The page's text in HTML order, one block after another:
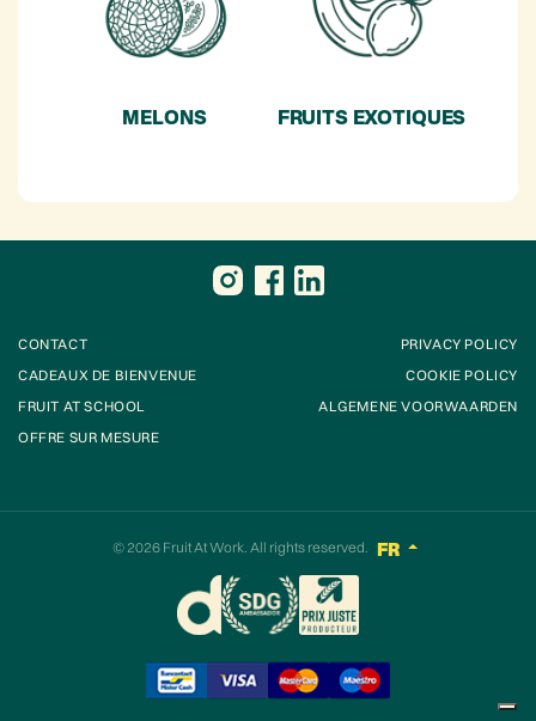
MELONS FRUITS EXOTIQUES
CONTACT
CADEAUX DE BIENVENUE
FRUIT AT SCHOOL
OFFRE SUR MESURE
PRIVACY POLICY
COOKIE POLICY
ALGEMENE VOORWAARDEN
© 2026 Fruit At Work . All rights reserved. FR